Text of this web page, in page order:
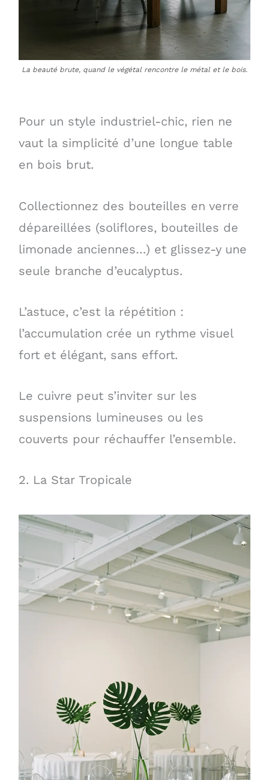
La beauté brute, quand le végétal rencontre le métal et le bois.
Pour un style industriel-chic, rien ne
vaut la simplicité d’une longue table
en bois brut.
Collectionnez des bouteilles en verre
dépareillées (soliflores, bouteilles de
limonade anciennes…) et glissez-y une
seule branche d’eucalyptus.
L’astuce, c’est la répétition :
l’accumulation crée un rythme visuel
fort et élégant, sans effort.
Le cuivre peut s’inviter sur les
suspensions lumineuses ou les
couverts pour réchauffer l’ensemble.
2. La Star Tropicale